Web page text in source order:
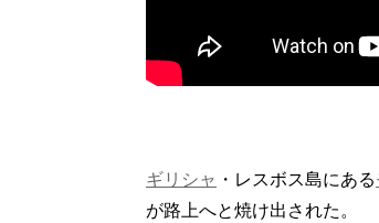
ギリシャ ・レスボス島にある
が路上へと焼け出された。